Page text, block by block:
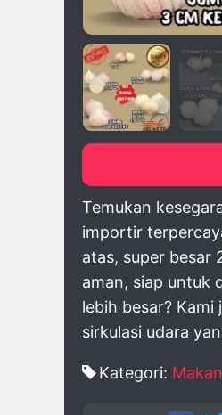
Temukan
importir
atas, super besar
aman, siap untuk
lebih besar?
sirkulasi udara
Kategori: